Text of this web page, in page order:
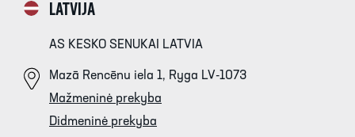
LATVIJA
AS KESKO SENUKAI LATVIA
Mazā Rencēnu iela 1, Ryga LV-1073
Mažmeninė prekyba
Didmeninė prekyba